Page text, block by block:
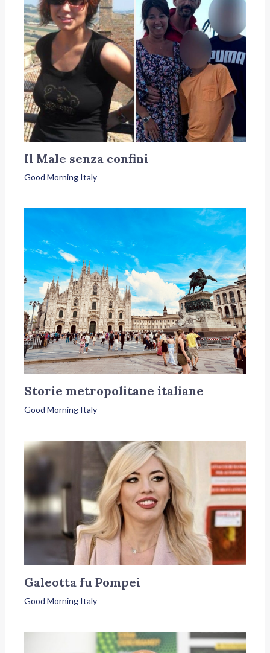
Il Male senza confini
Good Morning Italy
Storie metropolitane italiane
Good Morning Italy
Galeotta fu Pompei
Good Morning Italy